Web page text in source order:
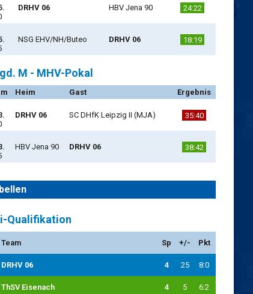
DRHV 06 HBV Jena 90 24:22
NSG EHV/NH/Buteo DRHV 06 18:19
M - MHV-Pokal
Heim Gast
Ergebnis
DRHV 06 SC DHfK Leipzig II (MJA) 35:40
HBV Jena 90 DRHV 06 38:42
Qualifikation
Team Sp +/- Pkt
DRHV 06 4 25 8:0
ThSV Eisenach 4 5 6:2